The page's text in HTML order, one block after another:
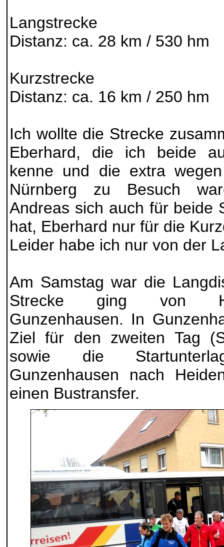
Langstrecke
Distanz: ca. 28 km / 530 hm
Kurzstrecke
Distanz: ca. 16 km / 250 hm
Ich wollte die Strecke
Eberhard, die ich beide
kenne und die extra
Nürnberg zu Besuch
Andreas sich auch für beide
hat, Eberhard nur für die
Leider habe ich nur von der
Am Samstag war die
Strecke ging von
Gunzenhausen. In
Ziel für den zweiten Tag
sowie die
Gunzenhausen nach
einen Bustransfer.